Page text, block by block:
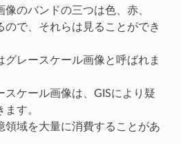
のバンドの三つは色、赤、
ので、それらは見ることができ
グレースケール画像と呼ばれま
スケール画像は、GISにより疑
す。
領域を大量に消費することがあ